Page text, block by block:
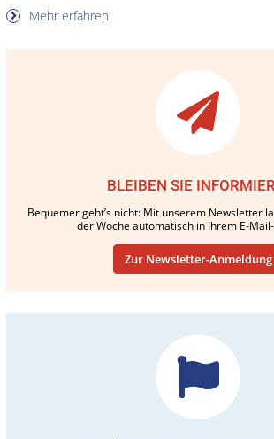
Mehr erfahren
BLEIBEN SIE
Bequemer geht’s nicht: Mit unserem Newsletter
der Woche automatisch in Ihrem E-
Zur Newsletter-Anmeldung